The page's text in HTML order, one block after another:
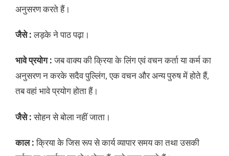
अनुसरण करते हैं।
जैसे :लड़के ने पाठ पढ़ा।
भावे प्रयोग :जब वाक्य की क्रिया के लिंग एवं वचन कर्ता या कर्म का
अनुसरण न करके सदैव पुल्लिंग, एक वचन और अन्य पुरुष में होते हैं,
तब वहां भावे प्रयोग होता हैं।
जैसे :सोहन से बोला नहीं जाता।
काल :क्रिया के जिस रूप से कार्य व्यापार समय का तथा उसकी